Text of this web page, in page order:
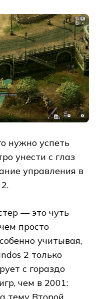
нужно успеть
унести с глаз
управления в
— это чуть
просто
учитывая,
2 только
с гораздо
чем в 2001: